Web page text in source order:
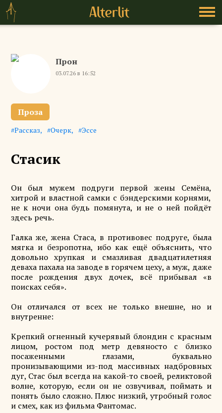
Прон
03.07.26 в 16:52
Проза
Рассказ Очерк Эссе
Стасик
Он был мужем подруги первой жены Семёна,
хитрой и властной самки с бэндерскими корнями,
не к ночи она будь помянута, и не о ней пойдёт
здесь речь.
Галка же, жена Стаса, в противовес подруге, была
мягка и безропотна, ибо как ещё объяснить, что
довольно хрупкая и смазливая двадцатилетняя
деваха пахала на заводе в горячем цеху, а муж, даже
после рождения двух дочек, всё прибывал «в
поисках себя».
Он отличался от всех не только внешне, но и
внутренне:
Крепкий огненный кучерявый блондин с красным
лицом, ростом под метр девяносто с близко
посаженными глазами, буквально
пронизывающими из-под массивных надбровных
дуг, Стас был всегда на какой-то своей, реликтовой
волне, которую, если он не озвучивал, поймать и
понять было сложно. Плюс низкий, утробный голос
и смех, как из фильма Фантомас.